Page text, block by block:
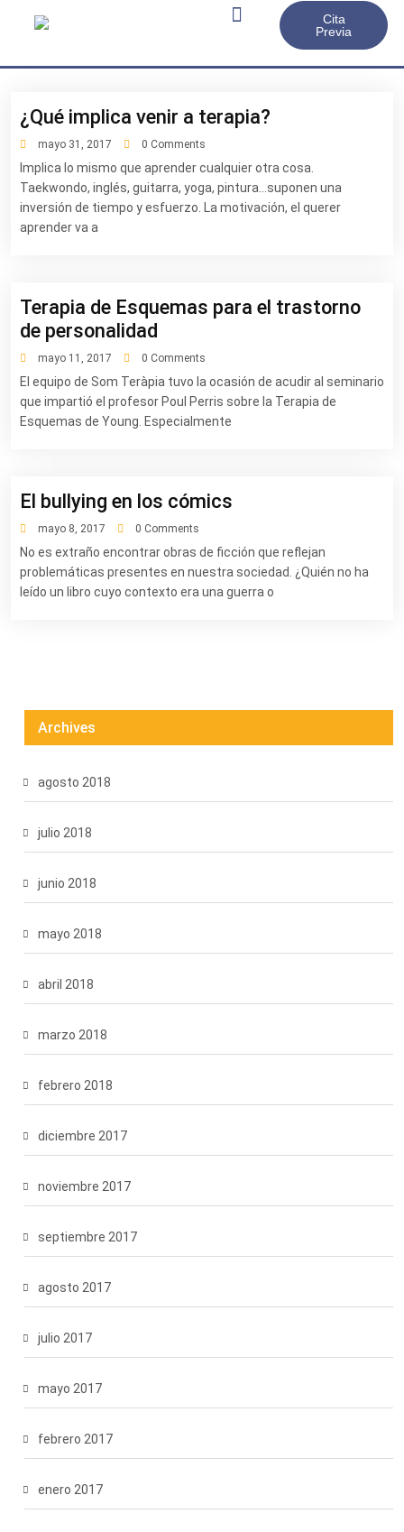
Cita
Previa
¿Qué implica venir a terapia?
mayo 31, 2017 0 Comments
Implica lo mismo que aprender cualquier otra cosa.
Taekwondo, inglés, guitarra, yoga, pintura…suponen una
inversión de tiempo y esfuerzo. La motivación, el querer
aprender va a
Terapia de Esquemas para el trastorno
de personalidad
mayo 11, 2017 0 Comments
El equipo de Som Teràpia tuvo la ocasión de acudir al seminario
que impartió el profesor Poul Perris sobre la Terapia de
Esquemas de Young. Especialmente
El bullying en los cómics
mayo 8, 2017 0 Comments
No es extraño encontrar obras de ficción que reflejan
problemáticas presentes en nuestra sociedad. ¿Quién no ha
leído un libro cuyo contexto era una guerra o
Archives
agosto 2018
julio 2018
junio 2018
mayo 2018
abril 2018
marzo 2018
febrero 2018
diciembre 2017
noviembre 2017
septiembre 2017
agosto 2017
julio 2017
mayo 2017
febrero 2017
enero 2017